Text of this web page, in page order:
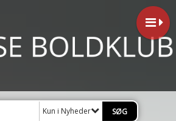
Kun i Nyheder